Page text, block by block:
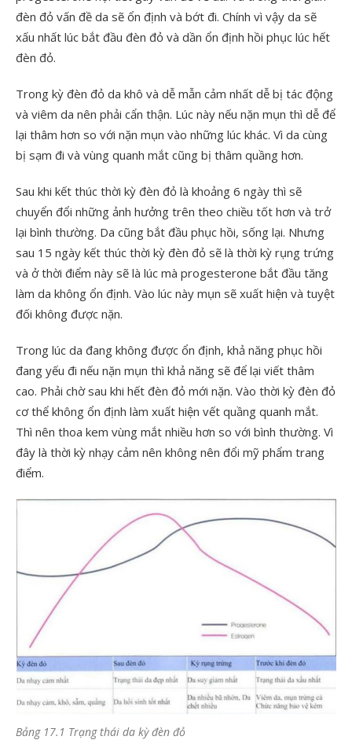
đèn đỏ vấn đề da sẽ ổn định và bớt đi. Chính vì vậy da sẽ
xấu nhất lúc bắt đầu đèn đỏ và dần ổn định hồi phục lúc hết
đèn đỏ.
Trong kỳ đèn đỏ da khô và dễ mẫn cảm nhất dễ bị tác động
và viêm da nên phải cẩn thận. Lúc này nếu nặn mụn thì dễ để
lại thâm hơn so với nặn mụn vào những lúc khác. Vì da cùng
bị sạm đi và vùng quanh mắt cũng bị thâm quầng hơn.
Sau khi kết thúc thời kỳ đèn đỏ là khoảng 6 ngày thì sẽ
chuyển đổi những ảnh hưởng trên theo chiều tốt hơn và trở
lại bình thường. Da cũng bắt đầu phục hồi, sống lại. Nhưng
sau 15 ngày kết thúc thời kỳ đèn đỏ sẽ là thời kỳ rụng trứng
và ở thời điểm này sẽ là lúc mà progesterone bắt đầu tăng
làm da không ổn định. Vào lúc này mụn sẽ xuất hiện và tuyệt
đối không được nặn.
Trong lúc da đang không được ổn định, khả năng phục hồi
đang yếu đi nếu nặn mụn thì khả năng sẽ để lại viết thâm
cao. Phải chờ sau khi hết đèn đỏ mới nặn. Vào thời kỳ đèn đỏ
cơ thể không ổn định làm xuất hiện vết quầng quanh mắt.
Thì nên thoa kem vùng mắt nhiều hơn so với bình thường. Vì
đây là thời kỳ nhạy cảm nên không nên đổi mỹ phẩm trang
điểm.
Bảng 17.1 Trạng thái da kỳ đèn đỏ